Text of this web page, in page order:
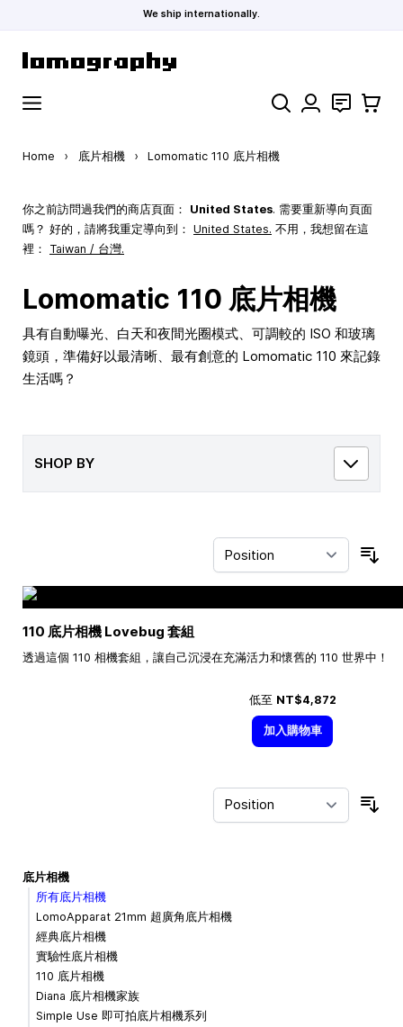
We ship internationally.
Search 聯絡 購物車
Home › 底片相機 › Lomomatic 110 底片相機
你之前訪問過我們的商店頁面： United States. 需要重新導向頁面
嗎？ 好的，請將我重定導向到： United States. 不用，我想留在這
裡： Taiwan / 台灣.
Lomomatic 110 底片相機
具有自動曝光、白天和夜間光圈模式、可調較的 ISO 和玻璃
鏡頭，準備好以最清晰、最有創意的 Lomomatic 110 來記錄
生活嗎？
SHOP BY
110 底片相機 Lovebug 套組
透過這個 110 相機套組，讓自己沉浸在充滿活力和懷舊的 110 世界中！
低至 NT$4,872
加入購物車
底片相機
所有底片相機
LomoApparat 21mm 超廣角底片相機
經典底片相機
實驗性底片相機
110 底片相機
Diana 底片相機家族
Simple Use 即可拍底片相機系列